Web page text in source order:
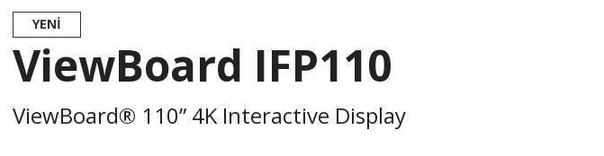
YENI
ViewBoard IFP110
ViewBoard® 110” 4K Interactive Display